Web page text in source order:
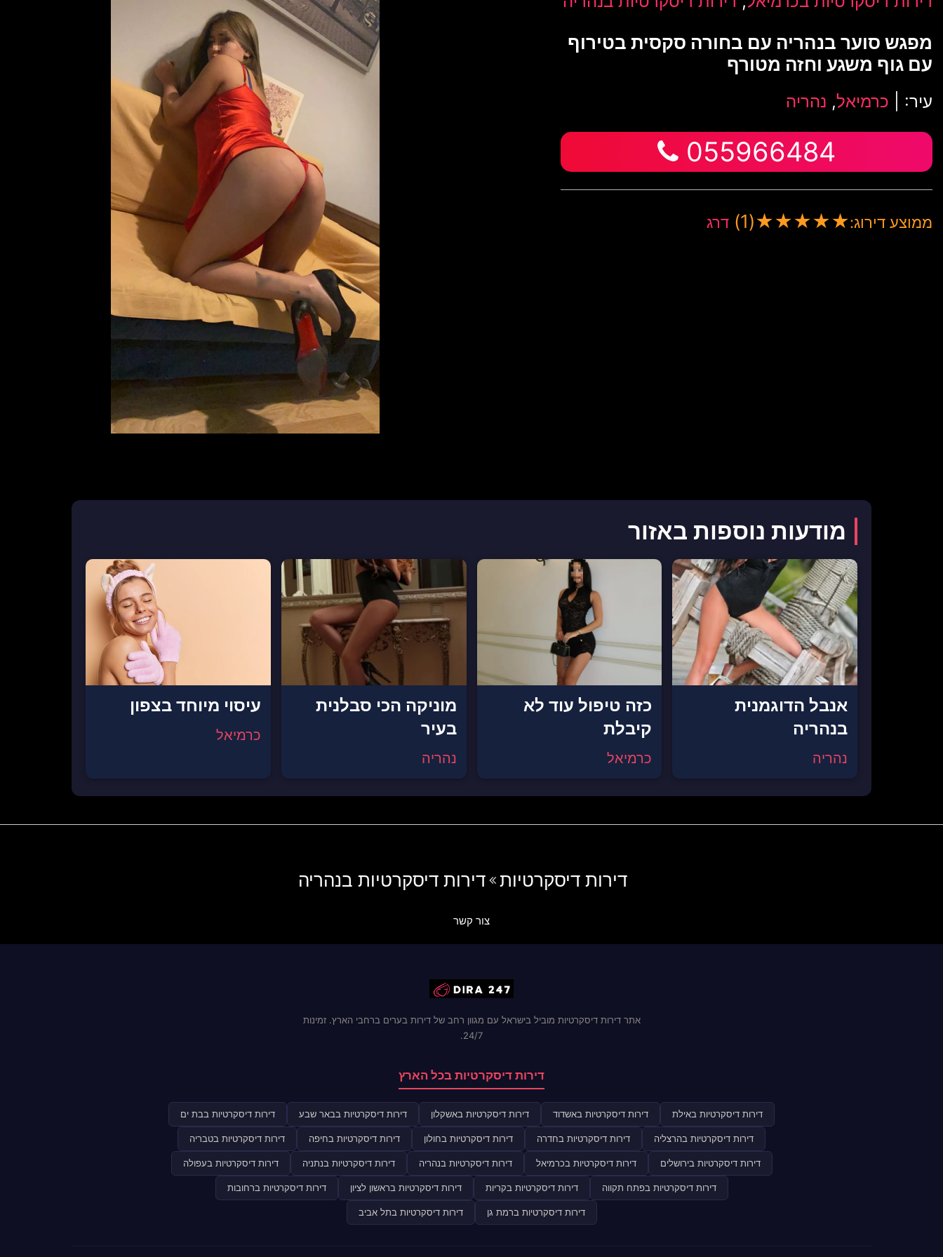
מפגש סוער בנהריה עם בחורה סקסית בטירוף
עם גוף משגע וחזה מטורף
עיר: | כרמיאל, נהריה
055966484
ממוצע דירוג:★
★
★
★
★
(1) דרג
מודעות נוספות באזור
אנבל הדוגמנית
בנהריה
נהריה
כזה טיפול עוד לא
קיבלת
כרמיאל
מוניקה הכי סבלנית
בעיר
נהריה
עיסוי מיוחד בצפון
כרמיאל
דירות דיסקרטיות דירות דיסקרטיות בנהריה
צור קשר
אתר דירות דיסקרטיות מוביל בישראל עם מגוון רחב של דירות בערים ברחבי הארץ. זמינות
24/7.
דירות דיסקרטיות בכל הארץ
דירות דיסקרטיות באילת דירות דיסקרטיות באשדוד דירות דיסקרטיות באשקלון דירות דיסקרטיות בבאר שבע דירות דיסקרטיות בבת ים
דירות דיסקרטיות בהרצליה דירות דיסקרטיות בחדרה דירות דיסקרטיות בחולון דירות דיסקרטיות בחיפה דירות דיסקרטיות בטבריה
דירות דיסקרטיות בירושלים דירות דיסקרטיות בכרמיאל דירות דיסקרטיות בנהריה דירות דיסקרטיות בנתניה דירות דיסקרטיות בעפולה
דירות דיסקרטיות בפתח תקווה דירות דיסקרטיות בקריות דירות דיסקרטיות בראשון לציון דירות דיסקרטיות ברחובות
דירות דיסקרטיות ברמת גן דירות דיסקרטיות בתל אביב